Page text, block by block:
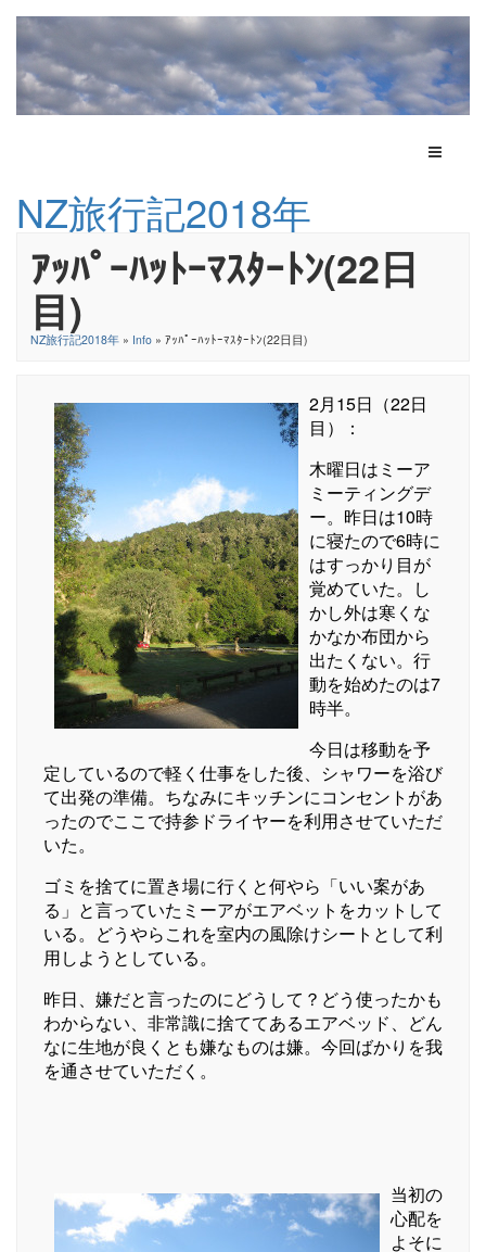
Toggle
NZ旅行記2018年
ｱｯﾊﾟｰﾊｯﾄｰﾏｽﾀｰﾄﾝ(22日
目)
NZ旅行記2018年 » Info » ｱｯﾊﾟｰﾊｯﾄｰﾏｽﾀｰﾄﾝ(22日目)
2月15日（22日
目）：
木曜日はミーア
ミーティングデ
ー。昨日は10時
に寝たので6時に
はすっかり目が
覚めていた。し
かし外は寒くな
かなか布団から
出たくない。行
動を始めたのは7
時半。
今日は移動を予
定しているので軽く仕事をした後、シャワーを浴び
て出発の準備。ちなみにキッチンにコンセントがあ
ったのでここで持参ドライヤーを利用させていただ
いた。
ゴミを捨てに置き場に行くと何やら「いい案があ
る」と言っていたミーアがエアベットをカットして
いる。どうやらこれを室内の風除けシートとして利
用しようとしている。
昨日、嫌だと言ったのにどうして？どう使ったかも
わからない、非常識に捨ててあるエアベッド、どん
なに生地が良くとも嫌なものは嫌。今回ばかりを我
を通させていただく。
当初の
心配を
よそに